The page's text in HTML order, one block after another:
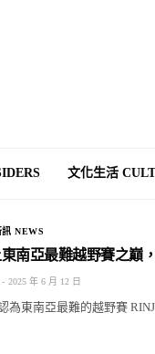
文化生活
訊 NEWS
南亞最難越野賽之巔
2025 年 6 月 12 日
為東南亞最難的越野賽